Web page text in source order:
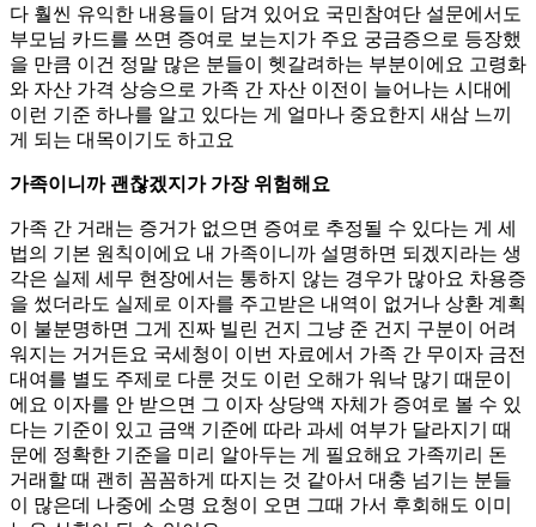
다 훨씬 유익한 내용들이 담겨 있어요 국민참여단 설문에서도
부모님 카드를 쓰면 증여로 보는지가 주요 궁금증으로 등장했
을 만큼 이건 정말 많은 분들이 헷갈려하는 부분이에요 고령화
와 자산 가격 상승으로 가족 간 자산 이전이 늘어나는 시대에
이런 기준 하나를 알고 있다는 게 얼마나 중요한지 새삼 느끼
게 되는 대목이기도 하고요
가족이니까 괜찮겠지가 가장 위험해요
가족 간 거래는 증거가 없으면 증여로 추정될 수 있다는 게 세
법의 기본 원칙이에요 내 가족이니까 설명하면 되겠지라는 생
각은 실제 세무 현장에서는 통하지 않는 경우가 많아요 차용증
을 썼더라도 실제로 이자를 주고받은 내역이 없거나 상환 계획
이 불분명하면 그게 진짜 빌린 건지 그냥 준 건지 구분이 어려
워지는 거거든요 국세청이 이번 자료에서 가족 간 무이자 금전
대여를 별도 주제로 다룬 것도 이런 오해가 워낙 많기 때문이
에요 이자를 안 받으면 그 이자 상당액 자체가 증여로 볼 수 있
다는 기준이 있고 금액 기준에 따라 과세 여부가 달라지기 때
문에 정확한 기준을 미리 알아두는 게 필요해요 가족끼리 돈
거래할 때 괜히 꼼꼼하게 따지는 것 같아서 대충 넘기는 분들
이 많은데 나중에 소명 요청이 오면 그때 가서 후회해도 이미